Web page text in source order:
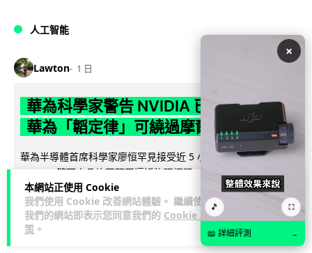
本網站正使用 Cookie
我們使用 Cookie 改善網站體驗。 繼續使用
我們的網站即表示您同意我們的 Cookie 政
策 。
人工智能
Lawton 1 日
華為科學家警告 NVIDIA 已近物理極限
華為「韜定律」可繞過摩爾定律瓶頸
華為半導體首席科學家廖恒罕見接受近 5 小時專訪，警告
NVIDIA 等西方晶片巨頭正逼近物理極限，傳統製程升級已失經
濟效益。他同時介紹華為...
1,591 602 ↗ 分享
×
🎵 ⛶
📖 詳細評測 →